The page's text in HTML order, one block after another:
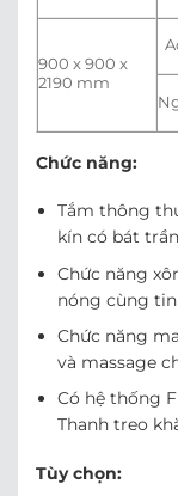
900 x 900 x
2190 mm
Chức năng:
Tắm thông
kín có bát
Chức năng
nóng cùng
Chức năng
và massage
Có hệ thống
Thanh treo
Tùy chọn: